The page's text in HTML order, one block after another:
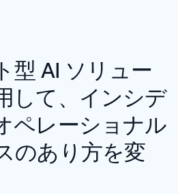
型 AI ソリュー
して、インシデ
ペレーショナル
のあり方を変